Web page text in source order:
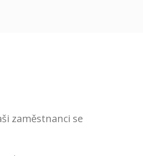
zaměstnanci se